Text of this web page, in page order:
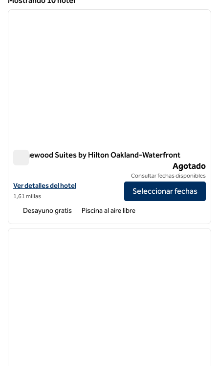
Mostrando 10 hotel
1 de 12
Homewood Suites by Hilton Oakland-Waterfront
Homewood Suites by Hilton Oakland-Waterfront
Ver detalles del hotel Homewood Suites by Hilton Oakland-
Ver detalles del hotel
1,61 millas
Agotado
Consultar fechas disponibles
Seleccionar fechas
Desayuno gratis Piscina al aire libre
1 de 9